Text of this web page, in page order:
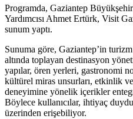
Programda, Gaziantep
Yardımcısı Ahmet Ertürk, Visit
sunum yaptı.
Sunuma göre, Gaziantep’in
altında toplayan destinasyon
yapılar, ören yerleri, gastronomi
kültürel miras unsurları, etkinlik
deneyimine yönelik içerikler
Böylece kullanıcılar, ihtiyaç
üzerinden erişebiliyor.